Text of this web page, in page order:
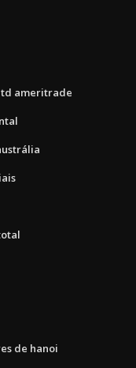
td ameritrade
de hanoi